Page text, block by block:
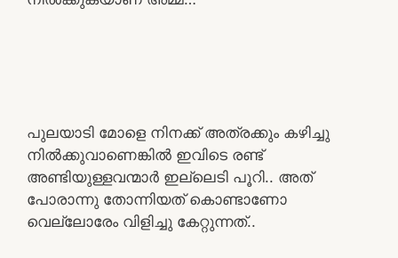
പുലയാടി മോളെ നിനക്ക് അത്രക്കും കഴിച്ചു
നിൽക്കുവാണെങ്കിൽ ഇവിടെ രണ്ട്
അണ്ടിയുള്ളവന്മാർ ഇല്ലെടി പൂറി.. അത്
പോരാന്നു തോന്നിയത് കൊണ്ടാണോ
വെല്ലോരേം വിളിച്ചു കേറ്റുന്നത്..